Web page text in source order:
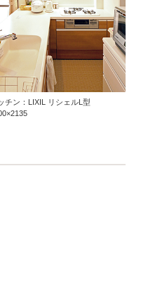
チン：LIXIL リシェルL型